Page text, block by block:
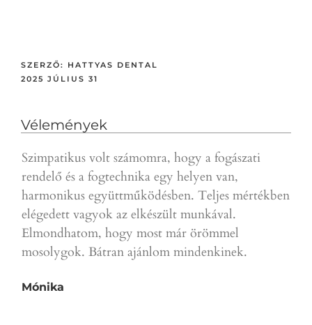
SZERZŐ: HATTYAS DENTAL
2025 JÚLIUS 31
Vélemények
Szimpatikus volt számomra, hogy a fogászati
rendelő és a fogtechnika egy helyen van,
harmonikus együttműködésben. Teljes mértékben
elégedett vagyok az elkészült munkával.
Elmondhatom, hogy most már örömmel
mosolygok. Bátran ajánlom mindenkinek.
Mónika